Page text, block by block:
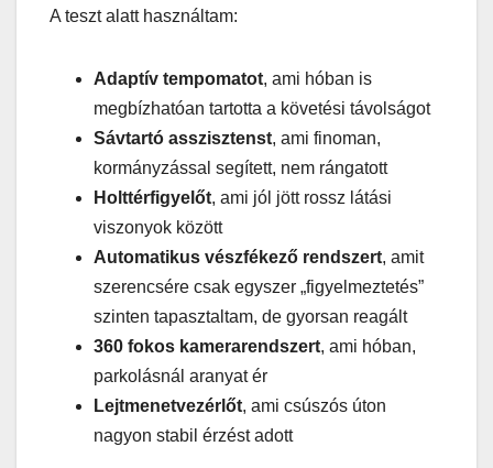
A teszt alatt használtam:
Adaptív tempomatot, ami hóban is
megbízhatóan tartotta a követési távolságot
Sávtartó asszisztenst, ami finoman,
kormányzással segített, nem rángatott
Holttérfigyelőt, ami jól jött rossz látási
viszonyok között
Automatikus vészfékező rendszert, amit
szerencsére csak egyszer „figyelmeztetés”
szinten tapasztaltam, de gyorsan reagált
360 fokos kamerarendszert, ami hóban,
parkolásnál aranyat ér
Lejtmenetvezérlőt, ami csúszós úton
nagyon stabil érzést adott